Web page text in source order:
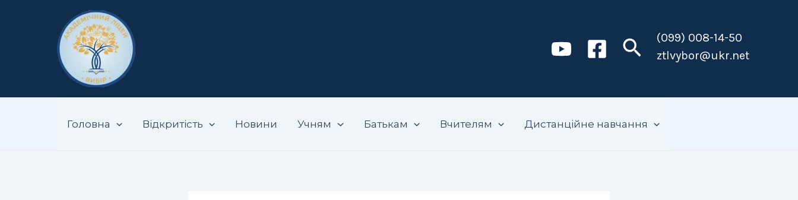
Пошук(099) 008-14-50
ztlvybor@ukr.net
Головна Відкритість Новини Учням Батькам Вчителям Дистанційне навчання